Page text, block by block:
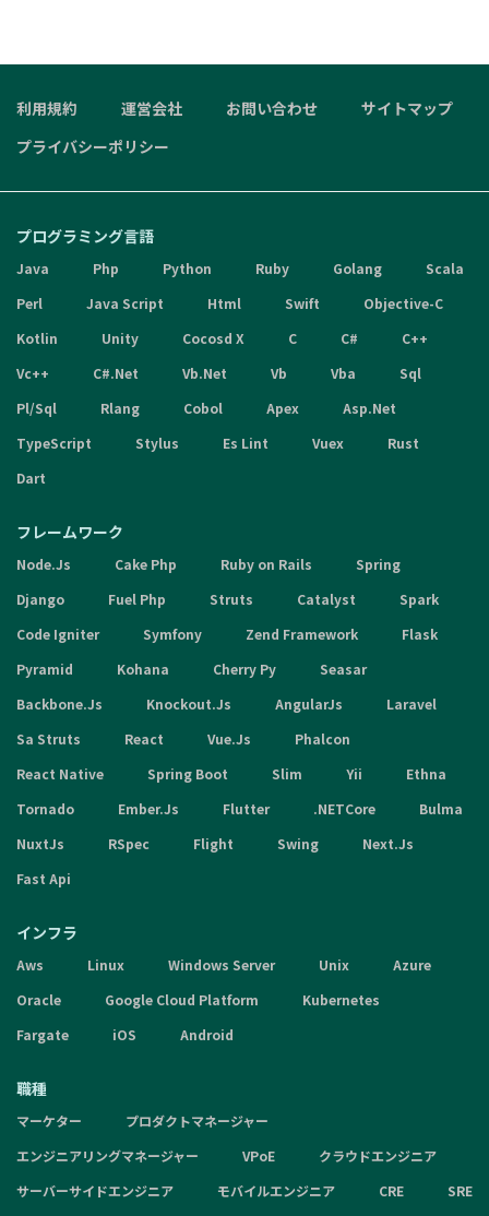
利用規約 運営会社 お問い合わせ
サイトマップ
プライバシーポリシー
プログラミング言語
Java Php Python Ruby Golang
Scala
Perl
Java Script Html Swift
Objective-C
Kotlin
Unity Cocosd X C C#
C++
Vc++
C#.Net Vb.Net Vb Vba
Sql
Pl/Sql
Rlang Cobol Apex
Asp.Net
TypeScript
Stylus Es Lint Vuex
Rust
Dart
フレームワーク
Node.Js Cake Php Ruby on Rails
Spring
Django
Fuel Php Struts Catalyst
Spark
Code Igniter
Symfony Zend Framework
Flask
Pyramid
Kohana Cherry Py
Seasar
Backbone.Js
Knockout.Js AngularJs
Laravel
Sa Struts
React Vue.Js
Phalcon
React Native
Spring Boot Slim Yii
Ethna
Tornado
Ember.Js Flutter .NETCore
Bulma
NuxtJs
RSpec Flight Swing
Next.Js
Fast Api
インフラ
Aws Linux Windows Server Unix
Azure
Oracle
Google Cloud Platform
Kubernetes
Fargate
iOS Android
職種
マーケター
プロダクトマネージャー
エンジニアリングマネージャー
VPoE
クラウドエンジニア
サーバーサイドエンジニア
モバイルエンジニア CRE SRE